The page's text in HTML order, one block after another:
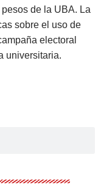
de la UBA. La
sobre el uso de
electoral
universitaria.